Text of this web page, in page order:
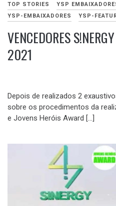
TOP STORIES
YSP
YSP-EMBAIXADORES
YSP-
VENCEDORES
2021
2021
Depois de realizados 2
sobre os procedimentos da
e Jovens Heróis Award […]